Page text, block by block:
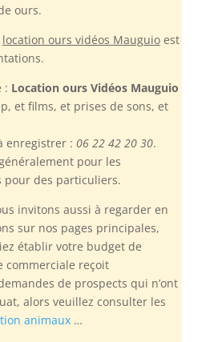
ours.
location ours vidéos Mauguioest
: Location ours Vidéos Mauguio
et films, et prises de sons, et
enregistrer : 06 22 42 20 30.
pour les
pour des particuliers.
invitons aussi à regarder en
sur nos pages principales,
établir votre budget de
commerciale reçoit
de prospects qui n’ont
alors veuillez consulter les
animaux…